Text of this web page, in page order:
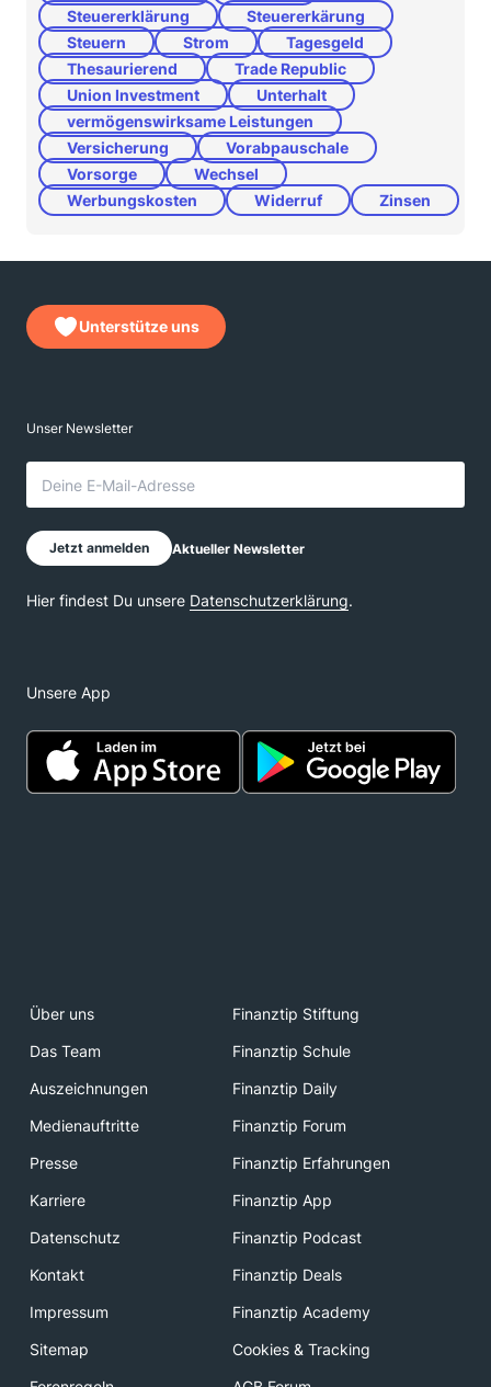
Steuererklärung
Steuererkärung
Steuern
Strom
Tagesgeld
Thesaurierend
Trade Republic
Union Investment
Unterhalt
vermögenswirksame Leistungen
Versicherung
Vorabpauschale
Vorsorge
Wechsel
Werbungskosten
Widerruf Zinsen
Unterstütze uns
Unsere App
Über uns
Finanztip Stiftung
Das Team
Finanztip Schule
Auszeichnungen
Finanztip Daily
Medienauftritte
Finanztip Forum
Presse
Finanztip Erfahrungen
Karriere
Finanztip App
Datenschutz
Finanztip Podcast
Kontakt
Finanztip Deals
Impressum
Finanztip Academy
Sitemap
Cookies & Tracking